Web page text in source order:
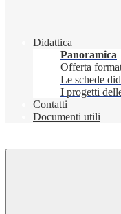
Didattica
Panoramica
Offerta
Le schede
I progetti
Contatti
Documenti utili